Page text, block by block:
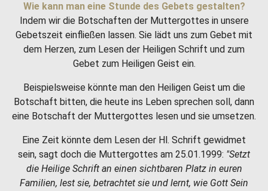
Wie kann man eine Stunde des Gebets gestalten?
Indem wir die Botschaften der Muttergottes in unsere
Gebetszeit einfließen lassen. Sie lädt uns zum Gebet mit
dem Herzen, zum Lesen der Heiligen Schrift und zum
Gebet zum Heiligen Geist ein.
Beispielsweise könnte man den Heiligen Geist um die
Botschaft bitten, die heute ins Leben sprechen soll, dann
eine Botschaft der Muttergottes lesen und sie umsetzen.
Eine Zeit könnte dem Lesen der Hl. Schrift gewidmet
sein, sagt doch die Muttergottes am 25.01.1999: "Setzt
die Heilige Schrift an einen sichtbaren Platz in euren
Familien, lest sie, betrachtet sie und lernt, wie Gott Sein